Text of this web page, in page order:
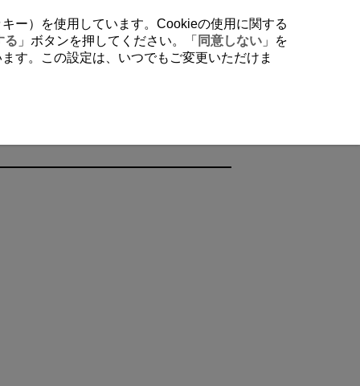
ー）を使用しています。Cookieの使用に関する
る 」ボタンを押してください。「 同意しない 」を
す。この設定は、いつでもご変更いただけま